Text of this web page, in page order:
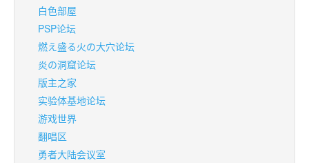
白色部屋
PSP论坛
燃え盛る火の大穴论坛
炎の洞窟论坛
版主之家
实验体基地论坛
游戏世界
翻唱区
勇者大陆会议室